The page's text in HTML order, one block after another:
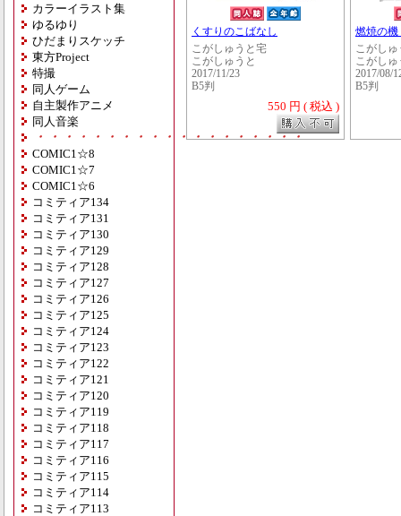
カラーイラスト集
ゆるゆり
ひだまりスケッチ
東方Project
特撮
同人ゲーム
自主製作アニメ
同人音楽
・・・・・・・・・・・・・・・・・・・
COMIC1☆8
COMIC1☆7
COMIC1☆6
コミティア134
コミティア131
コミティア130
コミティア129
コミティア128
コミティア127
コミティア126
コミティア125
コミティア124
コミティア123
コミティア122
コミティア121
コミティア120
コミティア119
コミティア118
コミティア117
コミティア116
コミティア115
コミティア114
コミティア113
くすりのこばなし
こがしゅうと宅
こがしゅうと
2017/11/23
B5判
550 円 ( 税込 )
燃焼の機
こがしゅ
こがしゅ
2017/08/
B5判